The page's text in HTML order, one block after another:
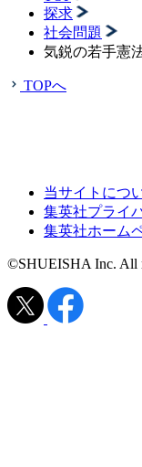
探求
社会問題
気鋭の若手憲
TOPへ
当サイトにつ
集英社プライ
集英社ホーム
©SHUEISHA Inc. All